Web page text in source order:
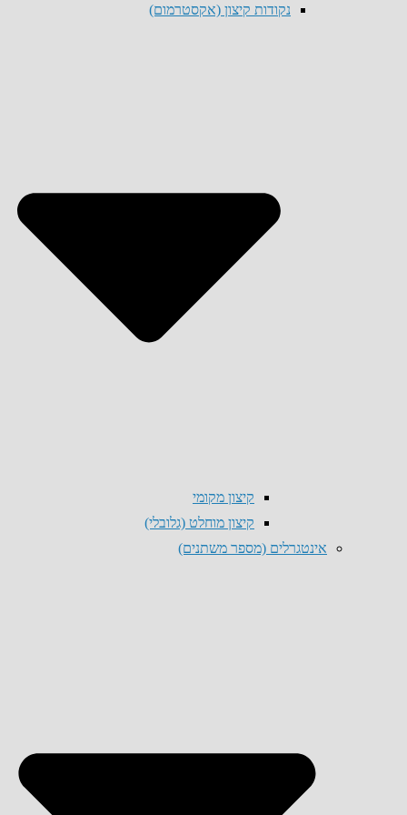
נקודות קיצון (אקסטרמום)
קיצון מקומי
קיצון מוחלט (גלובלי)
אינטגרלים (מספר משתנים)